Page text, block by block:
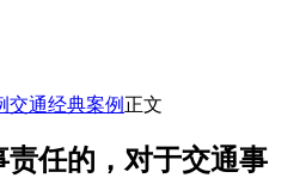
交通经典案例 正文
任的，对于交通事